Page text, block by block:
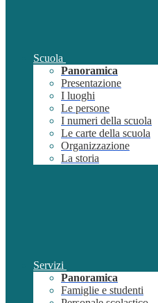
Scuola
Panoramica
Presentazione
I luoghi
Le persone
I numeri della scuola
Le carte della scuola
Organizzazione
La storia
Servizi
Panoramica
Famiglie e studenti